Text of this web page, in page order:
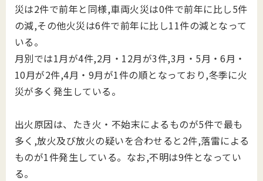
災は2件で前年と同様,車両火災は0件で前年に比し5件
の減,その他火災は6件で前年に比し11件の減となって
いる。
月別では1月が4件,2月・12月が3件,3月・5月・6月・
10月が2件,4月・9月が1件の順となっており,冬季に火
災が多く発生している。
出火原因は、たき火・不始末によるものが5件で最も
多く,放火及び放火の疑いを合わせると2件,落雷による
ものが1件発生している。なお,不明は9件となってい
る。